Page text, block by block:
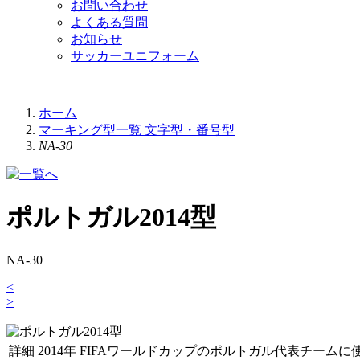
お問い合わせ
よくある質問
お知らせ
サッカーユニフォーム
ホーム
マーキング型一覧 文字型・番号型
NA-30
ポルトガル2014型
NA-30
<
>
詳細 2014年 FIFAワールドカップのポルトガル代表チームに